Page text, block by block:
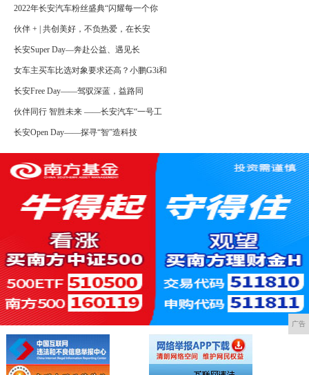
2022年长安汽车粉丝盛典“闪耀每一个你
伙伴 + | 共创美好，不负热爱，在长安
长安Super Day—奔赴公益、遇见长
女车主买车比选对象要求还高？小鹏G3i和
长安Free Day——驾驭深蓝，益路同
伙伴同行 智胜未来 ——长安汽车“一号工
长安Open Day——探寻“智”造科技
广告